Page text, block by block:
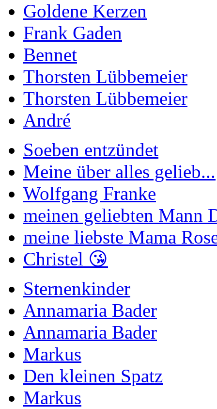
Goldene Kerzen
Frank Gaden
Bennet
Thorsten Lübbemeier
Thorsten Lübbemeier
André
Soeben entzündet
Meine über alles gelieb...
Wolfgang Franke
meinen geliebten Mann
meine liebste Mama
Christel 😘
Sternenkinder
Annamaria Bader
Annamaria Bader
Markus
Den kleinen Spatz
Markus